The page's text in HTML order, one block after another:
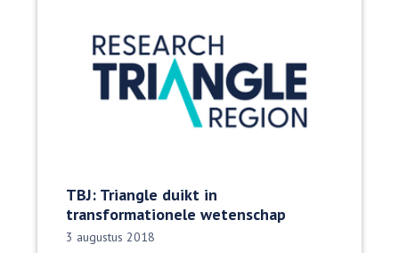
TBJ: Triangle duikt in
transformationele wetenschap
Datum gepubliceerd:
3 augustus 2018